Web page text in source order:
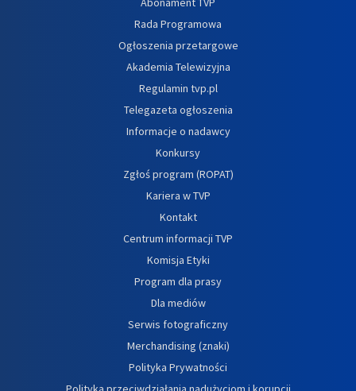
Rada Programowa
Ogłoszenia przetargowe
Akademia Telewizyjna
Regulamin tvp.pl
Telegazeta ogłoszenia
Informacje o nadawcy
Konkursy
Zgłoś program (ROPAT)
Kariera w TVP
Kontakt
Centrum informacji TVP
Komisja Etyki
Program dla prasy
Dla mediów
Serwis fotograficzny
Merchandising (znaki)
Polityka Prywatności